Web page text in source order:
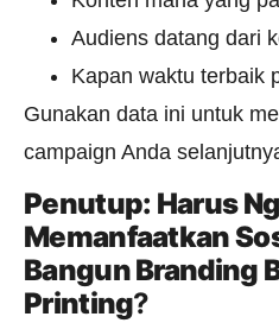
Audiens datang dari
Kapan waktu terbaik
Gunakan data ini untuk
campaign Anda
Penutup: Harus
Memanfaatkan
Bangun Branding
Printing?